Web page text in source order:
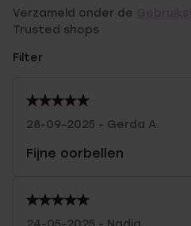
Verzameld onder de
Trusted shops
Filter
28-09-2025 - Gerda A.
Fijne oorbellen